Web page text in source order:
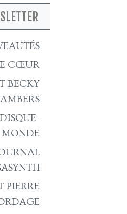
CŒUR
BECKY
MONDE
PIERRE